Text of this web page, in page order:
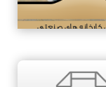
کارخانه های صنعتی